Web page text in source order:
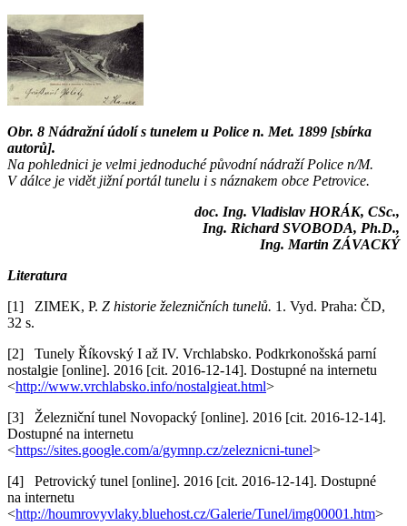
Obr. 8 Nádražní údolí s tunelem u Police n. Met. 1899 [sbírka
autorů].
Na pohlednici je velmi jednoduché původní nádraží Police n/M.
V dálce je vidět jižní portál tunelu i s náznakem obce Petrovice.
doc. Ing. Vladislav HORÁK, CSc.,
Ing. Richard SVOBODA, Ph.D.,
Ing. Martin ZÁVACKÝ
Literatura
[1] ZIMEK, P. Z historie železničních tunelů. 1. Vyd. Praha: ČD,
32 s.
[2] Tunely Říkovský I až IV. Vrchlabsko. Podkrkonošská parní
nostalgie [online]. 2016 [cit. 2016-12-14]. Dostupné na internetu
<http://www.vrchlabsko.info/nostalgieat.html>
[3] Železniční tunel Novopacký [online]. 2016 [cit. 2016-12-14].
Dostupné na internetu
<https://sites.google.com/a/gymnp.cz/zeleznicni-tunel>
[4] Petrovický tunel [online]. 2016 [cit. 2016-12-14]. Dostupné
na internetu
<http://houmrovyvlaky.bluehost.cz/Galerie/Tunel/img00001.htm>